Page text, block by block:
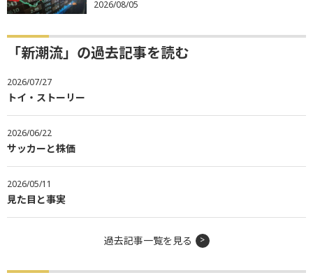
2026/08/05
「新潮流」の過去記事を読む
2026/07/27
トイ・ストーリー
2026/06/22
サッカーと株価
2026/05/11
見た目と事実
過去記事一覧を見る